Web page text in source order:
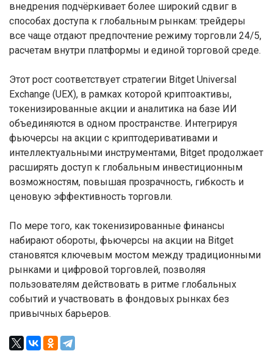
внедрения подчёркивает более широкий сдвиг в
способах доступа к глобальным рынкам: трейдеры
все чаще отдают предпочтение режиму торговли 24/5,
расчетам внутри платформы и единой торговой среде.
Этот рост соответствует стратегии Bitget Universal
Exchange (UEX), в рамках которой криптоактивы,
токенизированные акции и аналитика на базе ИИ
объединяются в одном пространстве. Интегрируя
фьючерсы на акции с криптодеривативами и
интеллектуальными инструментами, Bitget продолжает
расширять доступ к глобальным инвестиционным
возможностям, повышая прозрачность, гибкость и
ценовую эффективность торговли.
По мере того, как токенизированные финансы
набирают обороты, фьючерсы на акции на Bitget
становятся ключевым мостом между традиционными
рынками и цифровой торговлей, позволяя
пользователям действовать в ритме глобальных
событий и участвовать в фондовых рынках без
привычных барьеров.